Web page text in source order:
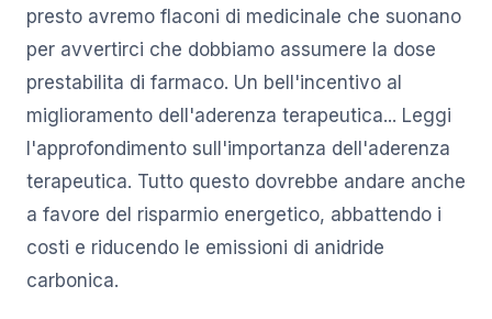
presto avremo flaconi di medicinale che suonano
per avvertirci che dobbiamo assumere la dose
prestabilita di farmaco. Un bell'incentivo al
miglioramento dell'aderenza terapeutica... Leggi
l'approfondimento sull'importanza dell'aderenza
terapeutica. Tutto questo dovrebbe andare anche
a favore del risparmio energetico, abbattendo i
costi e riducendo le emissioni di anidride
carbonica.